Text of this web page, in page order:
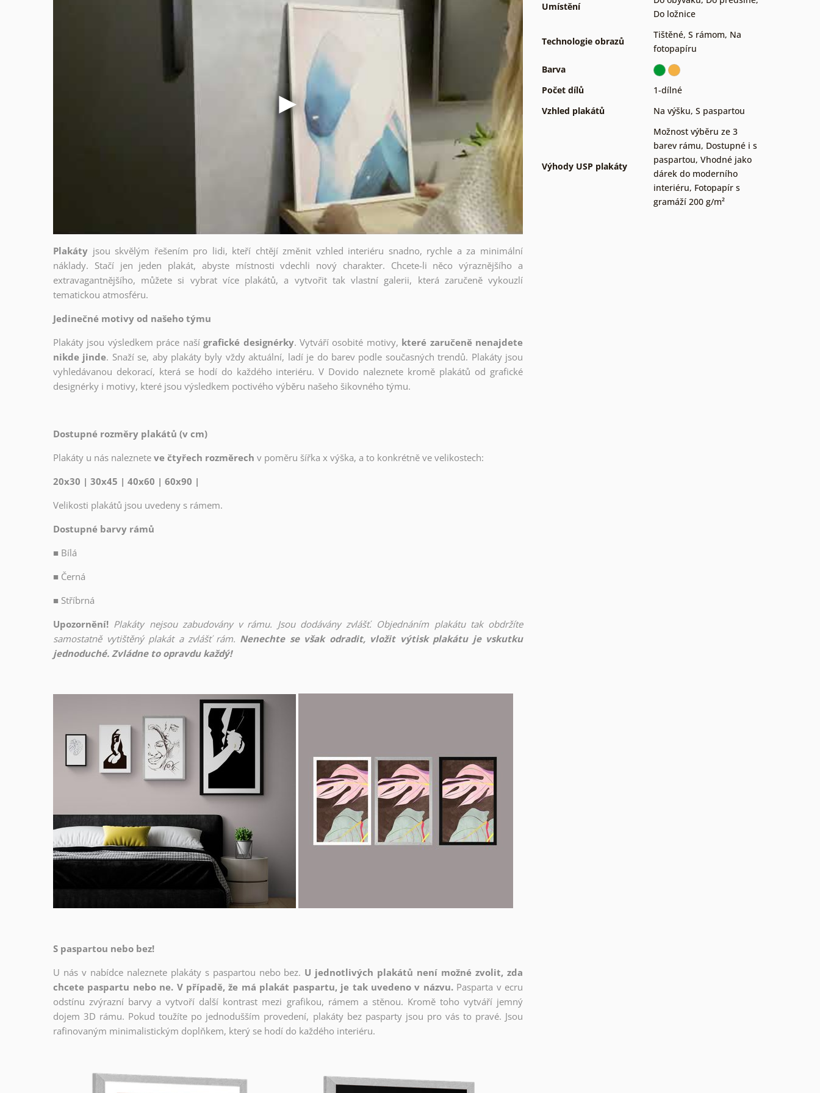
Plakáty jsou skvělým řešením pro lidi, kteří chtějí změnit vzhled interiéru snadno, rychle a za minimální
náklady. Stačí jen jeden plakát, abyste místnosti vdechli nový charakter. Chcete-li něco výraznějšího a
extravagantnějšího, můžete si vybrat více plakátů, a vytvořit tak vlastní galerii, která zaručeně vykouzlí
tematickou atmosféru.
Jedinečné motivy od našeho týmu
Plakáty jsou výsledkem práce naší grafické designérky. Vytváří osobité motivy, které zaručeně nenajdete
nikde jinde. Snaží se, aby plakáty byly vždy aktuální, ladí je do barev podle současných trendů. Plakáty jsou
vyhledávanou dekorací, která se hodí do každého interiéru. V Dovido naleznete kromě plakátů od grafické
designérky i motivy, které jsou výsledkem poctivého výběru našeho šikovného týmu.
Dostupné rozměry plakátů (v cm)
Plakáty u nás naleznete ve čtyřech rozměrech v poměru šířka x výška, a to konkrétně ve velikostech:
20x30 | 30x45 | 40x60 | 60x90 |
Velikosti plakátů jsou uvedeny s rámem.
Dostupné barvy rámů
■ Bílá
■ Černá
■ Stříbrná
Upozornění! Plakáty nejsou zabudovány v rámu. Jsou dodávány zvlášť. Objednáním plakátu tak obdržíte
samostatně vytištěný plakát a zvlášť rám. Nenechte se však odradit, vložit výtisk plakátu je vskutku
jednoduché. Zvládne to opravdu každý!
S paspartou nebo bez!
U nás v nabídce naleznete plakáty s paspartou nebo bez. U jednotlivých plakátů není možné zvolit, zda
chcete paspartu nebo ne. V případě, že má plakát paspartu, je tak uvedeno v názvu. Pasparta v ecru
odstínu zvýrazní barvy a vytvoří další kontrast mezi grafikou, rámem a stěnou. Kromě toho vytváří jemný
dojem 3D rámu. Pokud toužíte po jednodušším provedení, plakáty bez pasparty jsou pro vás to pravé. Jsou
rafinovaným minimalistickým doplňkem, který se hodí do každého interiéru.
Umístění
Do ložnice
Technologie obrazů
Tištěné, S rámom, Na
fotopapíru
Barva
Počet dílů
1-dílné
Vzhled plakátů
Na výšku, S paspartou
Výhody USP plakáty
Možnost výběru ze 3
barev rámu, Dostupné i s
paspartou, Vhodné jako
dárek do moderního
interiéru, Fotopapír s
gramáží 200 g/m²